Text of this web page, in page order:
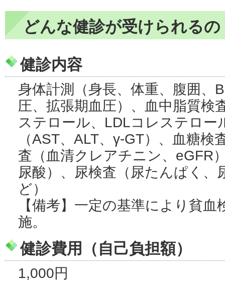
どんな健診が受けられるの
健診内容
身体計測（身長、体重、腹囲、
圧、拡張期血圧）、血中脂質検
ステロール、LDLコレステロー
（AST、ALT、γ-GT）、血糖
査（血清クレアチニン、eGFR
尿酸）、尿検査（尿たんぱく、
ど）
【備考】一定の基準により貧
施。
健診費用（自己負担額）
1,000円